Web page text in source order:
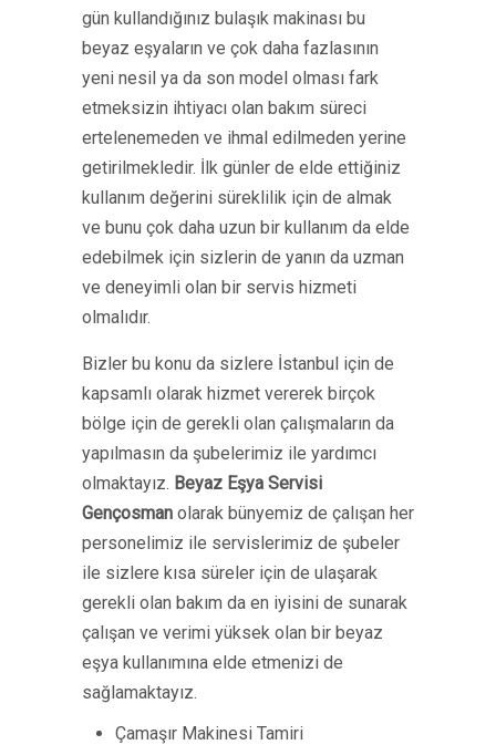
gün kullandığınız bulaşık makinası bu
beyaz eşyaların ve çok daha fazlasının
yeni nesil ya da son model olması fark
etmeksizin ihtiyacı olan bakım süreci
ertelenemeden ve ihmal edilmeden yerine
getirilmekledir. İlk günler de elde ettiğiniz
kullanım değerini süreklilik için de almak
ve bunu çok daha uzun bir kullanım da elde
edebilmek için sizlerin de yanın da uzman
ve deneyimli olan bir servis hizmeti
olmalıdır.
Bizler bu konu da sizlere İstanbul için de
kapsamlı olarak hizmet vererek birçok
bölge için de gerekli olan çalışmaların da
yapılmasın da şubelerimiz ile yardımcı
olmaktayız. Beyaz Eşya Servisi
Gençosman olarak bünyemiz de çalışan her
personelimiz ile servislerimiz de şubeler
ile sizlere kısa süreler için de ulaşarak
gerekli olan bakım da en iyisini de sunarak
çalışan ve verimi yüksek olan bir beyaz
eşya kullanımına elde etmenizi de
sağlamaktayız.
Çamaşır Makinesi Tamiri